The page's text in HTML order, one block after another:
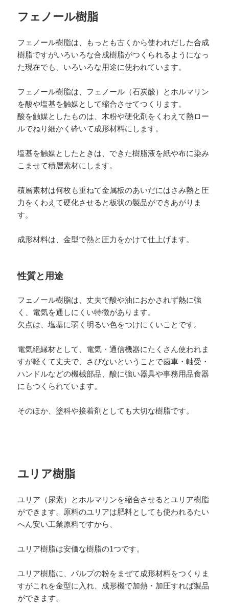
フェノール樹脂
フェノール樹脂は、もっとも古くから使われだした合成
樹脂ですがいろいろな合成樹脂がつくられるようになっ
た現在でも、いろいろな用途に使われています。
フェノール樹脂は、フェノール（石炭酸）とホルマリン
を酸や塩基を触媒として縮合させてつくります。
酸を触媒としたものは、木粉や硬化剤をくわえて熱ロー
ルでねり細かく砕いて成形材料にします。
塩基を触媒としたときは、できた樹脂液を紙や布に染み
こませて積層素材にします。
積層素材は何枚も重ねて金属板のあいだにはさみ熱と圧
力をくわえて硬化させると板状の製品ができあがりま
す。
成形材料は、金型で熱と圧力をかけて仕上げます。
性質と用途
フェノール樹脂は、丈夫で酸や油におかされず熱に強
く、電気を通しにくい特徴があります。
欠点は、塩基に弱く明るい色をつけにくいことです。
電気絶縁材として、電気・通信機器にたくさん使われま
すが軽くて丈夫で、さびないということで歯車・軸受・
ハンドルなどの機械部品、酸に強い器具や事務用品食器
にもつくられています。
そのほか、塗科や接着剤としても大切な樹脂です。
ユリア樹脂
ユリア（尿素）とホルマリンを縮合させるとユリア樹脂
ができます。原料のユリアは肥料としても使われるたい
へん安い工業原料ですから、
ユリア樹脂は安価な樹脂の1つです。
ユリア樹脂に、パルプの粉をまぜて成形材料をつくりま
すがこれを金型に入れ、成形機で加熱・加圧すれば製品
ができます。